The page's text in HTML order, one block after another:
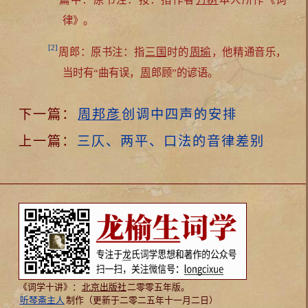
律》。
[2] 周郎：原书注：指三国 时的周瑜 ，他精通音乐，
当时有“曲有误， 周 郎顾”的谚语。
下一篇： 周邦彦创调中四声的安排
上一篇： 三仄、两平、口法的音律差别
《词学十讲》： 北京出版社二零零五年版。
听琴斋主人 制作（更新于二零二五年十一月二日）